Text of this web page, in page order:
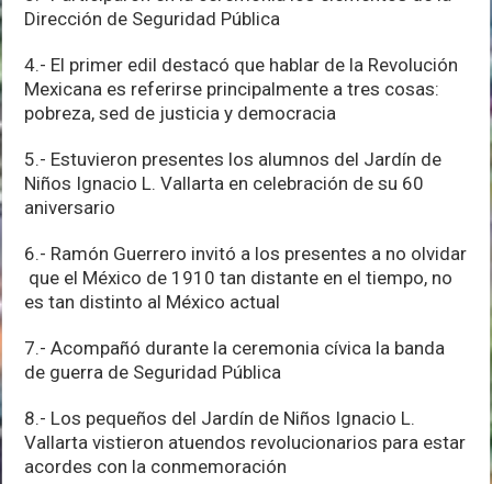
Dirección de Seguridad Pública
4.- El primer edil destacó que hablar de la Revolución
Mexicana es referirse principalmente a tres cosas:
pobreza, sed de justicia y democracia
5.- Estuvieron presentes los alumnos del Jardín de
Niños Ignacio L. Vallarta en celebración de su 60
aniversario
6.- Ramón Guerrero invitó a los presentes a no olvidar
que el México de 1910 tan distante en el tiempo, no
es tan distinto al México actual
7.- Acompañó durante la ceremonia cívica la banda
de guerra de Seguridad Pública
8.- Los pequeños del Jardín de Niños Ignacio L.
Vallarta vistieron atuendos revolucionarios para estar
acordes con la conmemoración